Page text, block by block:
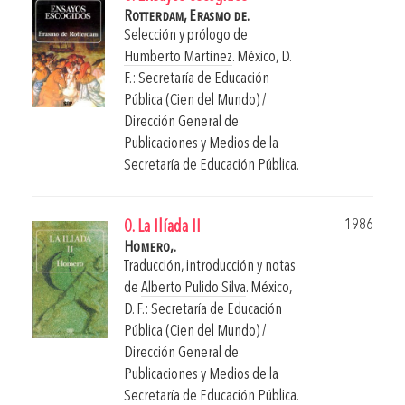
Rotterdam, Erasmo de.
Selección y prólogo de
Humberto Martínez. México, D.
F.: Secretaría de Educación
Pública (Cien del Mundo) /
Dirección General de
Publicaciones y Medios de la
Secretaría de Educación Pública.
0. La Ilíada II
1986
Homero,.
Traducción, introducción y notas
de Alberto Pulido Silva. México,
D. F.: Secretaría de Educación
Pública (Cien del Mundo) /
Dirección General de
Publicaciones y Medios de la
Secretaría de Educación Pública.